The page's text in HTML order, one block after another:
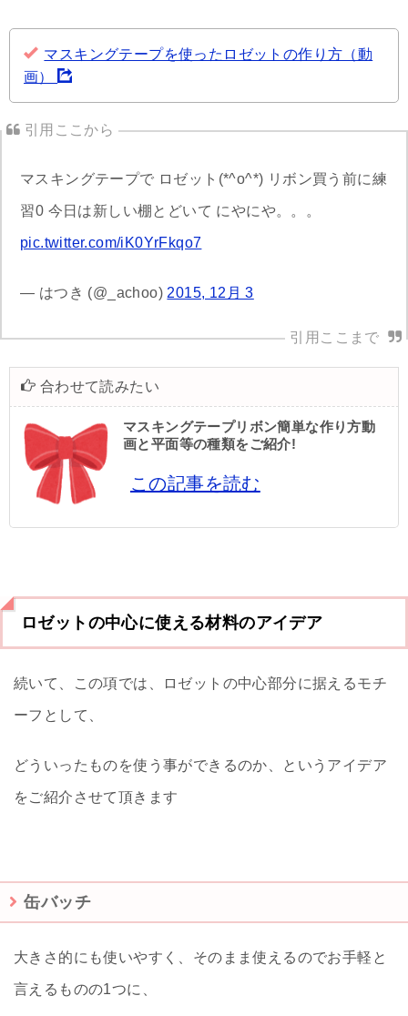
マスキングテープを使ったロゼットの作り方（動
画）
マスキングテープで ロゼット(*^o^*) リボン買う前に練
習0 今日は新しい棚とどいて にやにや。。。
pic.twitter.com/iK0YrFkqo7
— はつき (@_achoo) 2015, 12月 3
合わせて読みたい
マスキングテープリボン簡単な作り方動
画と平面等の種類をご紹介!
この記事を読む
ロゼットの中心に使える材料のアイデア
続いて、この項では、ロゼットの中心部分に据えるモチ
ーフとして、
どういったものを使う事ができるのか、というアイデア
をご紹介させて頂きます
缶バッチ
大きさ的にも使いやすく、そのまま使えるのでお手軽と
言えるものの1つに、